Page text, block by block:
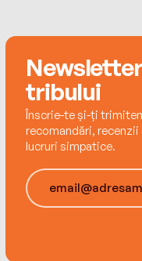
tribului
Înscrie-te și-ți
recomandări, recenzii
lucruri simpatice.